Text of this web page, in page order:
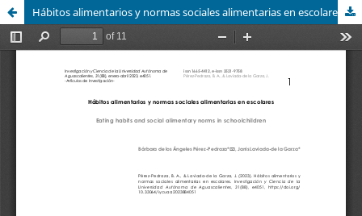
Hábitos alimentarios y normas sociales alimentarias en escolares